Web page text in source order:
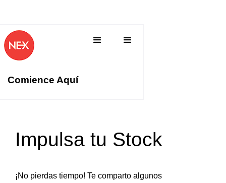
Comience Aquí
Impulsa tu Stock
‍¡‍No pierdas tiempo! Te comparto algunos